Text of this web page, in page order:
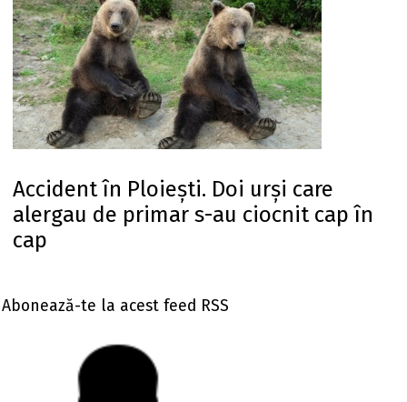
Accident în Ploiești. Doi urși care
alergau de primar s-au ciocnit cap în
cap
Abonează-te la acest feed RSS